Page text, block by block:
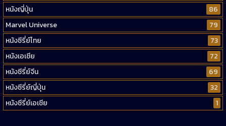
หนังญี่ปุ่น
86
Marvel Universe
79
หนังซีรี่ย์ไทย
73
หนังเอเชีย
72
หนังซีรี่ย์จีน
69
หนังซีรี่ย์ญี่ปุ่น
32
หนังซีรี่ย์เอเชีย
1